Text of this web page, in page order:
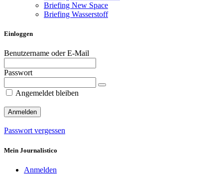
Briefing New Space
Briefing Wasserstoff
Einloggen
Benutzername oder E-Mail
Passwort
Angemeldet bleiben
Passwort vergessen
Mein Journalistico
Anmelden